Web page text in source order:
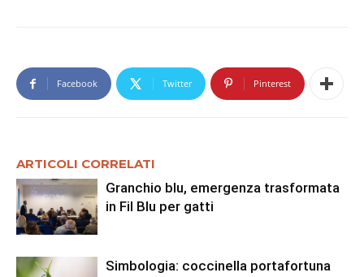
Facebook Twitter Pinterest
ARTICOLI CORRELATI
Granchio blu, emergenza trasformata
in Fil Blu per gatti
Simbologia: coccinella portafortuna